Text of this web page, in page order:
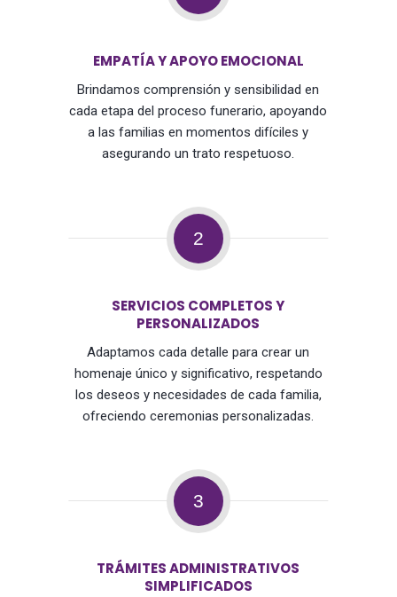
EMPATÍA Y APOYO EMOCIONAL
Brindamos comprensión y sensibilidad en
cada etapa del proceso funerario, apoyando
a las familias en momentos difíciles y
asegurando un trato respetuoso.
2
SERVICIOS COMPLETOS Y
PERSONALIZADOS
Adaptamos cada detalle para crear un
homenaje único y significativo, respetando
los deseos y necesidades de cada familia,
ofreciendo ceremonias personalizadas.
3
TRÁMITES ADMINISTRATIVOS
SIMPLIFICADOS